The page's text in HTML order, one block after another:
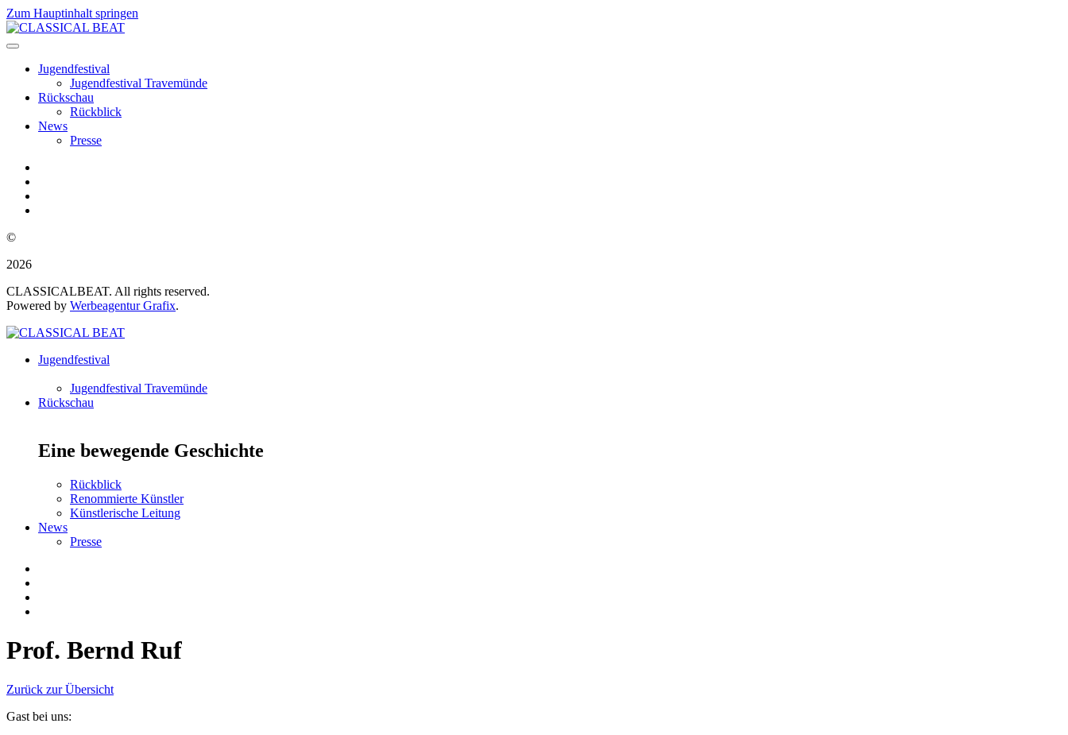
Zum Hauptinhalt springen
Jugendfestival
Jugendfestival Travemünde
Rückschau
Rückblick
News
Presse
©
2026
CLASSICALBEAT. All rights reserved.
Powered by Werbeagentur Grafix.
Jugendfestival
Jugendfestival Travemünde
Rückschau
Eine bewegende Geschichte
Rückblick
Renommierte Künstler
Künstlerische Leitung
News
Presse
Prof. Bernd Ruf
Zurück zur Übersicht
Gast bei uns: